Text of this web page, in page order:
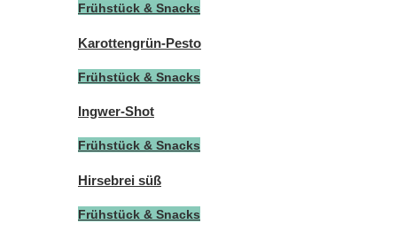
Frühstück & Snacks
Karottengrün-Pesto
Frühstück & Snacks
Ingwer-Shot
Frühstück & Snacks
Hirsebrei süß
Frühstück & Snacks